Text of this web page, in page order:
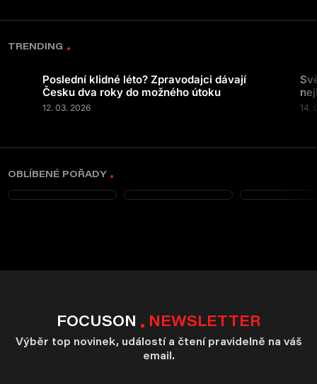
TRENDING
Poslední klidné léto? Zpravodajci dávají
Česku dva roky do možného útoku
12. 03. 2026 14.
OBLÍBENÉ POŘADY
FOCUSON NEWSLETTER
Výběr top novinek, událostí a čtení pravidelně na váš
email.